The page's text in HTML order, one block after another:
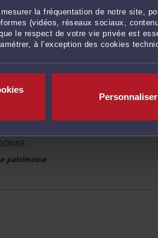
la fréquentation de notre site,
(vidéos, réseaux sociaux,
le respect de votre vie privée est
à l’exception des cookies
Personnaliser
patrimoine